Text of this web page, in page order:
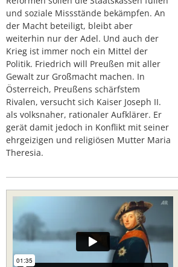
und soziale Missstände bekämpfen. An
der Macht beteiligt, bleibt aber
weiterhin nur der Adel. Und auch der
Krieg ist immer noch ein Mittel der
Politik. Friedrich will Preußen mit aller
Gewalt zur Großmacht machen. In
Österreich, Preußens schärfstem
Rivalen, versucht sich Kaiser Joseph II.
als volksnaher, rationaler Aufklärer. Er
gerät damit jedoch in Konflikt mit seiner
ehrgeizigen und religiösen Mutter Maria
Theresia.